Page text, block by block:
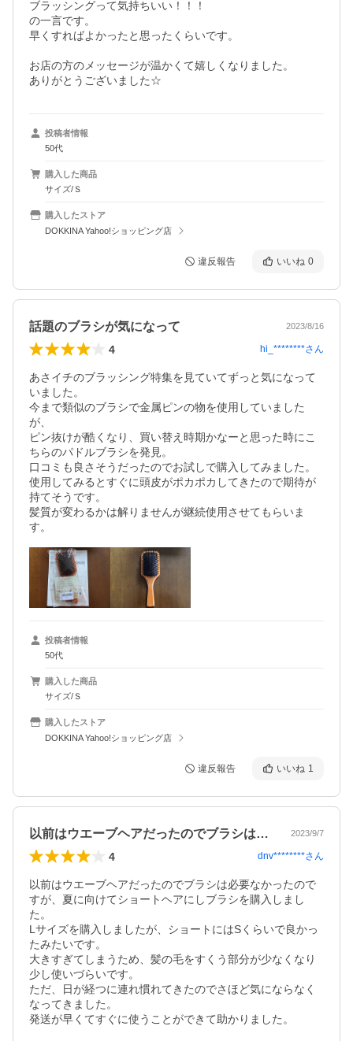
ブラッシングって気持ちいい！！！
の一言です。
早くすればよかったと思ったくらいです。
お店の方のメッセージが温かくて嬉しくなりました。
ありがとうございました☆
投稿者情報
50代
購入した商品
サイズ/Ｓ
購入したストア
DOKKINA Yahoo!ショッピング店
違反報告 いいね 0
話題のブラシが気になって 2023/8/16
4 hi_********さん
あさイチのブラッシング特集を見ていてずっと気になって
いました。
今まで類似のブラシで金属ピンの物を使用していました
が、
ピン抜けが酷くなり、買い替え時期かなーと思った時にこ
ちらのパドルブラシを発見。
口コミも良さそうだったのでお試しで購入してみました。
使用してみるとすぐに頭皮がポカポカしてきたので期待が
持てそうです。
髪質が変わるかは解りませんが継続使用させてもらいま
す。
投稿者情報
50代
購入した商品
サイズ/Ｓ
購入したストア
DOKKINA Yahoo!ショッピング店
違反報告 いいね 1
以前はウエーブヘアだったのでブラシは必… 2023/9/7
4 dnv********さん
以前はウエーブヘアだったのでブラシは必要なかったので
すが、夏に向けてショートヘアにしブラシを購入しまし
た。
Lサイズを購入しましたが、ショートにはSくらいで良かっ
たみたいです。
大きすぎてしまうため、髪の毛をすくう部分が少なくなり
少し使いづらいです。
ただ、日が経つに連れ慣れてきたのでさほど気にならなく
なってきました。
発送が早くてすぐに使うことができて助かりました。